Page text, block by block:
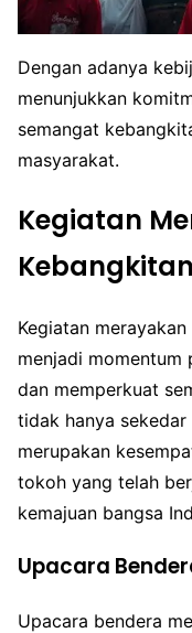
Dengan adanya
menunjukkan
semangat
masyarakat.
Kegiatan
Kegiatan
menjadi momentum
dan memperkuat
tidak hanya
merupakan
tokoh yang telah
kemajuan bangsa
Upacara
Upacara bendera